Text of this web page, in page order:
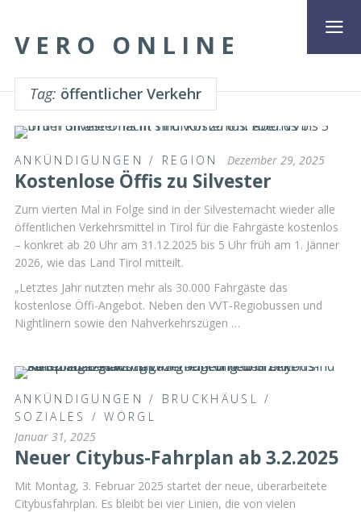
VERO ONLINE
Tag: öffentlicher Verkehr
ANKÜNDIGUNGEN / REGION Dezember 29, 2025
Kostenlose Öffis zu Silvester
Zum vierten Mal in Folge sind in der Silvesternacht wieder alle
öffentlichen Verkehrsmittel in Tirol für die Fahrgäste kostenlos
– konkret ab 20 Uhr am 31.12.2025 bis 5 Uhr früh am 1. Jänner
2026, wie das Land Tirol mitteilt.
„Letztes Jahr nutzten mehr als 30.000 Fahrgäste das
kostenlose Öffi-Angebot. Neben den VVT-Regiobussen und
Nightlinern sowie den Nahverkehrszügen …
ANKÜNDIGUNGEN / BRUCKHÄUSL
/
SOZIALES
/WÖRGL
Januar 31, 2025
Neuer Citybus-Fahrplan ab 3.2.2025
Mit Montag, 3. Februar 2025 startet der neue, überarbeitete
Citybusfahrplan. Es bleibt bei vier Linien, die von vielen